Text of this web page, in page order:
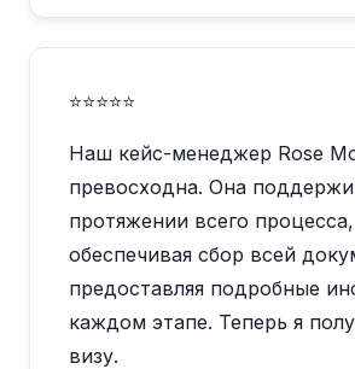
⭐⭐⭐⭐⭐
Наш кейс-менеджер Rose
превосходна. Она
протяжении всего процесса,
обеспечивая сбор всей
предоставляя подробные
каждом этапе. Теперь я
визу.